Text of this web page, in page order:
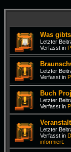
Was
Letzter
Verfasst in
Letzter
Verfasst in
Buch
Letzter
Verfasst in
Letzter
Verfasst in
informiert: